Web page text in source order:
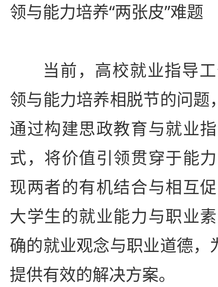
领与能力培养“两张皮”难题
当前，高校就业指导
领与能力培养相脱节的问题
通过构建思政教育与就业
式，将价值引领贯穿于能
现两者的有机结合与相互
大学生的就业能力与职业
确的就业观念与职业道德，
提供有效的解决方案。